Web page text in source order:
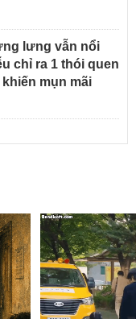
lưng vẫn nổi
chỉ ra 1 thói quen
mụn mãi